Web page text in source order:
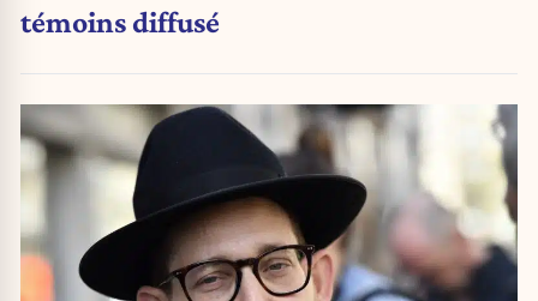
témoins diffusé